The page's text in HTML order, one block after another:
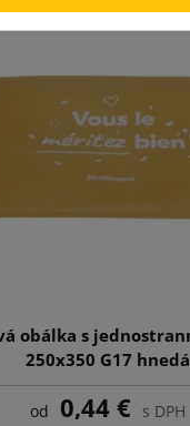
obálka s
250x350 G17 hnedá
od 0,44 € s DPH